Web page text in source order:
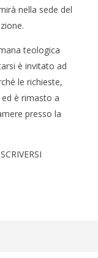
nella sede del
teologica
è invitato ad
le richieste,
è rimasto a
presso la